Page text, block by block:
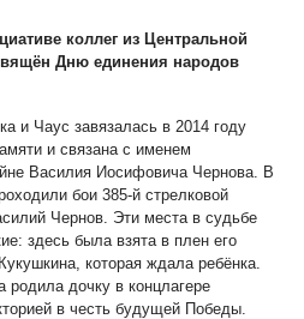
коллег из Центральной
Дню единения народов
и Чаус завязалась в 2014 году
и связана с именем
Василия Иосифовича Чернова. В
бои 385-й стрелковой
Чернов. Эти места в судьбе
здесь была взята в плен его
которая ждала ребёнка.
дочку в концлагере
в честь будущей Победы.